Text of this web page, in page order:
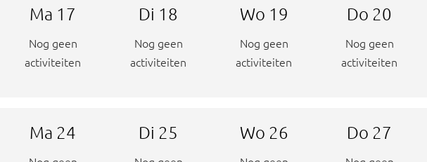
Ma 17
Nog geen
activiteiten
Di 18
Nog geen
activiteiten
Wo 19
Nog geen
activiteiten
Do 20
Nog geen
activiteiten
Ma 24 Di 25 Wo 26 Do 27